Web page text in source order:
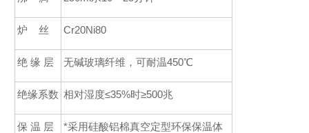
炉 丝 Cr20Ni80
绝 缘 层 无碱玻璃纤维，可耐温450℃
绝缘系数 相对湿度≤35%时≥500兆
保 温 层 *采用硅酸铝棉真空定型环保保温体